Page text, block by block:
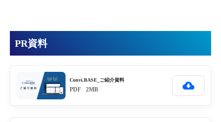
PR資料
Convi.BASE_ご紹介資料
PDF 2MB